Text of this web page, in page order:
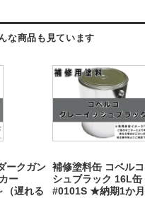
な商品も見ています
ークガン
ー
遅れる
補修塗料缶 コベル
シュブラック 16L缶
#0101S ★納期1か